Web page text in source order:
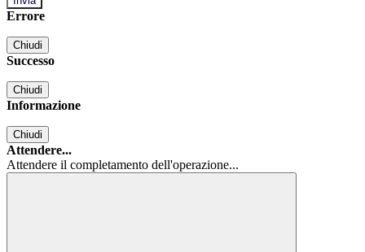
Errore
Chiudi
Successo
Chiudi
Informazione
Chiudi
Attendere...
Attendere il completamento dell'operazione...